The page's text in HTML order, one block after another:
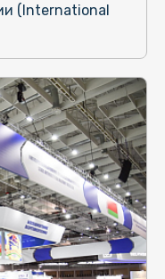
(International